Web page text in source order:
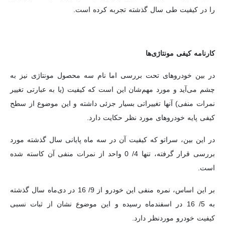
را در کیفیت طی سال گذشته تجربه کرده است.
کارنامه کیفی مونتاژی‌ها
در بین خودروهای تحت بررسی اما نام سه محصول مونتاژی نیز به
چشم می‌آید و مورد مهم‌شان این است که کیفیت (یا به عبارتی تغییر
نمرات منفی) آنها تغییراتی بسیار جزئی داشته و این موضوع از سطح
کیفی پایه خودرو‌های مورد نظر حکایت دارد.
در این بین، سراتو که کیفیت آن در سه ماه پایانی سال گذشته مورد
بررسی قرار گرفته، تنها 4/ 0 واحد از نمرات منفی آن کاسته شده
است.
بر این اساس، نمره منفی این خودرو از 9/ 16 در دی‌ماه سال گذشته
به 5/ 16 در اسفندماه رسیده و این موضوع نشان از ثبات نسبی
کیفیت خودرو موردنظر دارد.